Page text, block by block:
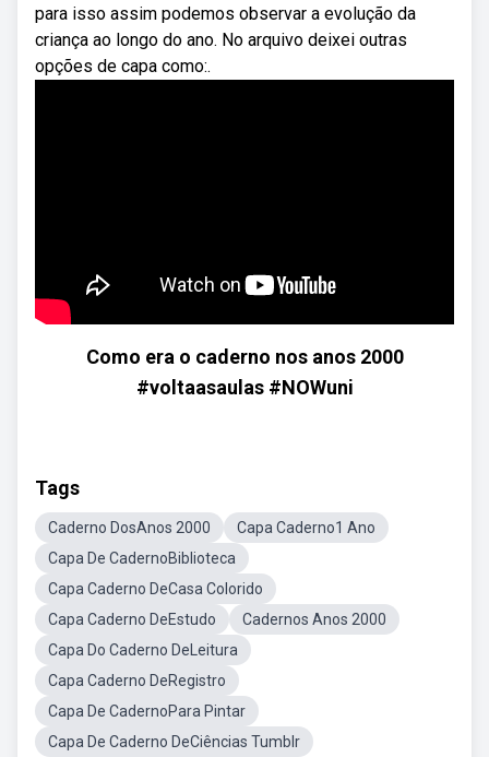
para isso assim podemos observar a evolução da
criança ao longo do ano. No arquivo deixei outras
opções de capa como:.
Como era o caderno nos anos 2000
#voltaasaulas #NOWuni
Tags
Caderno DosAnos 2000
Capa Caderno1 Ano
Capa De CadernoBiblioteca
Capa Caderno DeCasa Colorido
Capa Caderno DeEstudo
Cadernos Anos 2000
Capa Do Caderno DeLeitura
Capa Caderno DeRegistro
Capa De CadernoPara Pintar
Capa De Caderno DeCiências Tumblr